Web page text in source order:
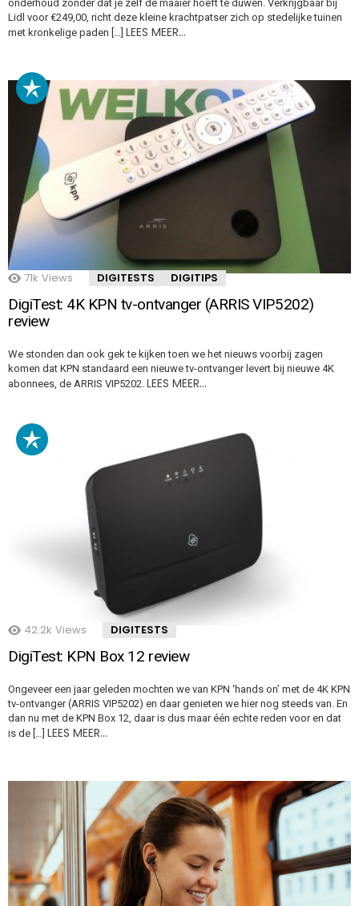
onderhoud zonder dat je zelf de maaier hoeft te duwen. Verkrijgbaar bij
Lidl voor €249,00, richt deze kleine krachtpatser zich op stedelijke tuinen
met kronkelige paden […] LEES MEER…
71k Views DIGITESTS DIGITIPS
DigiTest: 4K KPN tv-ontvanger (ARRIS VIP5202)
review
We stonden dan ook gek te kijken toen we het nieuws voorbij zagen
komen dat KPN standaard een nieuwe tv-ontvanger levert bij nieuwe 4K
abonnees, de ARRIS VIP5202. LEES MEER…
42.2k Views DIGITESTS
DigiTest: KPN Box 12 review
Ongeveer een jaar geleden mochten we van KPN ‘hands on’ met de 4K KPN
tv-ontvanger (ARRIS VIP5202) en daar genieten we hier nog steeds van. En
dan nu met de KPN Box 12, daar is dus maar één echte reden voor en dat
is de […] LEES MEER…